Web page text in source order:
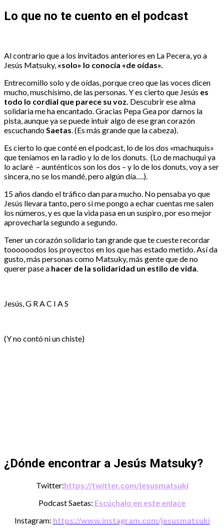
Lo que no te cuento en el podcast
Al contrario que a los invitados anteriores en La Pecera, yo a
Jesús Matsuky, «solo» lo conocía «de oídas».
Entrecomillo solo y de oídas, porque creo que las voces dicen
mucho, muschísimo, de las personas. Y es cierto que Jesús es
todo lo cordial que parece su voz. Descubrir ese alma
solidaria me ha encantado. Gracias Pepa Gea por darnos la
pista, aunque ya se puede intuír algo de ese gran corazón
escuchandoSaetas. (Es más grande que la cabeza).
Es cierto lo que conté en el podcast, lo de los dos «machuquis»
que teníamos en la radio y lo de los donuts. (Lo de machuqui ya
lo aclaré – aunténticos son los dos – y lo de los donuts, voy a ser
sincera, no se los mandé, pero algún día….).
15 años dando el tráfico dan para mucho. No pensaba yo que
Jesús llevara tanto, pero si me pongo a echar cuentas me salen
los números, y es que la vida pasa en un suspiro, por eso mejor
aprovecharla segundo a segundo.
Tener un corazón solidario tan grande que te cueste recordar
toooooodos los proyectos en los que has estado metido. Así da
gusto, más personas como Matsuky, más gente que de no
querer pase a hacer de la solidaridad un estilo de vida.
Jesús, G R A C I A S
(Y no contó ni un chiste)
¿Dónde encontrar a Jesús Matsuky?
Twitter:https://twitter.com/jesusmatsuki
Podcast Saetas: Escúchalo en este enlace
Instagram: https://www.instagram.com/jesusmatsuki